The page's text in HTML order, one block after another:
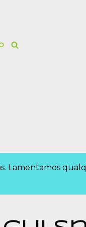
Lamentamos